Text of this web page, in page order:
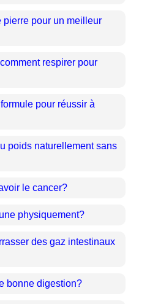
pierre pour un meilleur
respirer pour
pour réussir à
poids naturellement sans
le cancer?
physiquement?
des gaz intestinaux
bonne digestion?